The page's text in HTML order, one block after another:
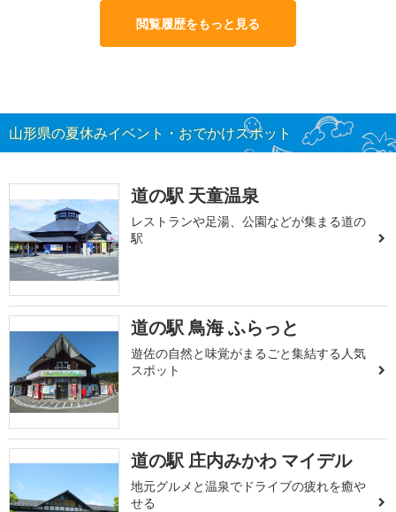
閲覧履歴をもっと見る
山形県の夏休みイベント・おでかけスポット
道の駅 天童温泉
レストランや足湯、公園などが集まる道の
駅
道の駅 鳥海 ふらっと
遊佐の自然と味覚がまるごと集結する人気
スポット
道の駅 庄内みかわ マイデル
地元グルメと温泉でドライブの疲れを癒や
せる